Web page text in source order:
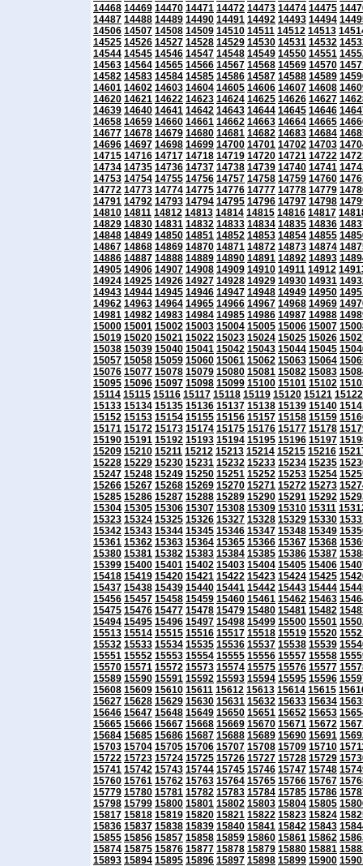
14468 14469 14470 14471 14472 14473 14474 14475
14487 14488 14489 14490 14491 14492 14493 14494
14506 14507 14508 14509 14510 14511 14512 14513
14525 14526 14527 14528 14529 14530 14531 14532
14544 14545 14546 14547 14548 14549 14550 14551
14563 14564 14565 14566 14567 14568 14569 14570
14582 14583 14584 14585 14586 14587 14588 14589
14601 14602 14603 14604 14605 14606 14607 14608
14620 14621 14622 14623 14624 14625 14626 14627
14639 14640 14641 14642 14643 14644 14645 14646
14658 14659 14660 14661 14662 14663 14664 14665
14677 14678 14679 14680 14681 14682 14683 14684
14696 14697 14698 14699 14700 14701 14702 14703
14715 14716 14717 14718 14719 14720 14721 14722
14734 14735 14736 14737 14738 14739 14740 14741
14753 14754 14755 14756 14757 14758 14759 14760
14772 14773 14774 14775 14776 14777 14778 14779
14791 14792 14793 14794 14795 14796 14797 14798
14810 14811 14812 14813 14814 14815 14816 14817
14829 14830 14831 14832 14833 14834 14835 14836
14848 14849 14850 14851 14852 14853 14854 14855
14867 14868 14869 14870 14871 14872 14873 14874
14886 14887 14888 14889 14890 14891 14892 14893
14905 14906 14907 14908 14909 14910 14911 14912
14924 14925 14926 14927 14928 14929 14930 14931
14943 14944 14945 14946 14947 14948 14949 14950
14962 14963 14964 14965 14966 14967 14968 14969
14981 14982 14983 14984 14985 14986 14987 14988
15000 15001 15002 15003 15004 15005 15006 15007
15019 15020 15021 15022 15023 15024 15025 15026
15038 15039 15040 15041 15042 15043 15044 15045
15057 15058 15059 15060 15061 15062 15063 15064
15076 15077 15078 15079 15080 15081 15082 15083
15095 15096 15097 15098 15099 15100 15101 15102
15114 15115 15116 15117 15118 15119 15120 15121 15122
15133 15134 15135 15136 15137 15138 15139 15140
15152 15153 15154 15155 15156 15157 15158 15159
15171 15172 15173 15174 15175 15176 15177 15178
15190 15191 15192 15193 15194 15195 15196 15197
15209 15210 15211 15212 15213 15214 15215 15216
15228 15229 15230 15231 15232 15233 15234 15235
15247 15248 15249 15250 15251 15252 15253 15254
15266 15267 15268 15269 15270 15271 15272 15273
15285 15286 15287 15288 15289 15290 15291 15292
15304 15305 15306 15307 15308 15309 15310 15311
15323 15324 15325 15326 15327 15328 15329 15330
15342 15343 15344 15345 15346 15347 15348 15349
15361 15362 15363 15364 15365 15366 15367 15368
15380 15381 15382 15383 15384 15385 15386 15387
15399 15400 15401 15402 15403 15404 15405 15406
15418 15419 15420 15421 15422 15423 15424 15425
15437 15438 15439 15440 15441 15442 15443 15444
15456 15457 15458 15459 15460 15461 15462 15463
15475 15476 15477 15478 15479 15480 15481 15482
15494 15495 15496 15497 15498 15499 15500 15501
15513 15514 15515 15516 15517 15518 15519 15520
15532 15533 15534 15535 15536 15537 15538 15539
15551 15552 15553 15554 15555 15556 15557 15558
15570 15571 15572 15573 15574 15575 15576 15577
15589 15590 15591 15592 15593 15594 15595 15596
15608 15609 15610 15611 15612 15613 15614 15615
15627 15628 15629 15630 15631 15632 15633 15634
15646 15647 15648 15649 15650 15651 15652 15653
15665 15666 15667 15668 15669 15670 15671 15672
15684 15685 15686 15687 15688 15689 15690 15691
15703 15704 15705 15706 15707 15708 15709 15710
15722 15723 15724 15725 15726 15727 15728 15729
15741 15742 15743 15744 15745 15746 15747 15748
15760 15761 15762 15763 15764 15765 15766 15767
15779 15780 15781 15782 15783 15784 15785 15786
15798 15799 15800 15801 15802 15803 15804 15805
15817 15818 15819 15820 15821 15822 15823 15824
15836 15837 15838 15839 15840 15841 15842 15843
15855 15856 15857 15858 15859 15860 15861 15862
15874 15875 15876 15877 15878 15879 15880 15881
15893 15894 15895 15896 15897 15898 15899 15900